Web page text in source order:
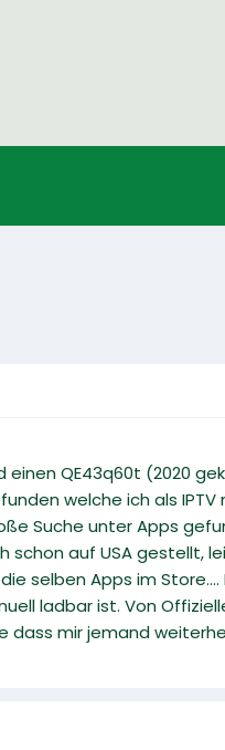
einen QE43q60t (2020
welche ich als
Suche unter Apps
auf USA gestellt,
selben Apps im
ladbar ist. Von
dass mir jemand